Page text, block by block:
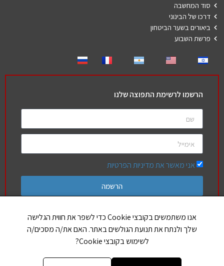
סוד המחשבה
דרכו של הבינוני
ביאורים בשער הביטחון
פרשת השבוע
הרשמו לרשימת התפוצה שלנו
אני מאשר את מדיניות הפרטיות
הרשמה
חברים שלנו
אותיות בספר תורה
אנו משתמשים בקובצי Cookie כדי לשפר את חווית הגלישה
שלך ולנתח את תנועת הגולשים באתר. האם את/ה מסכים/ה
לשימוש בקובצי Cookie?